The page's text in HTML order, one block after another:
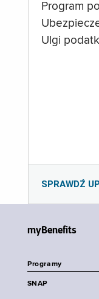
Program
Ulgi
SPRAWDŹ
myBenefits
Programy
SNAP